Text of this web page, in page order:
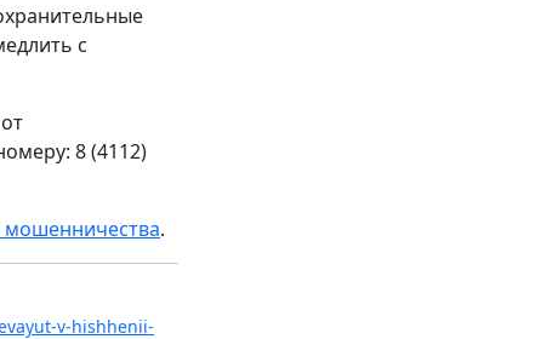
с
8 (4112)
мошенничества.
v-hishhenii-